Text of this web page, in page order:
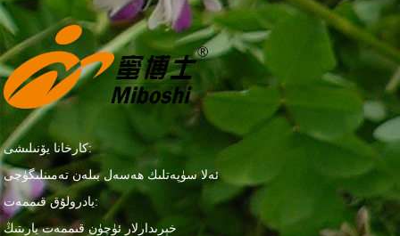
كارخانا يۆنىلىشى:
ئەلا سۈپەتلىك ھەسەل بىلەن تەمىنلىگۈچى
يادرولۇق قىممەت:
خېرىدارلار ئۈچۈن قىممەت يارىتىڭ